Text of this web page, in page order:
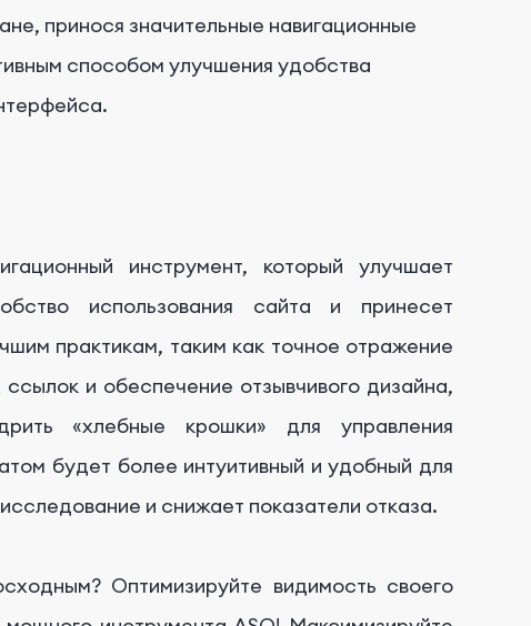
принося значительные навигационные
способом улучшения удобства
инструмент, который улучшает
использования сайта и принесет
практикам, таким как точное отражение
и обеспечение отзывчивого дизайна,
«хлебные крошки» для управления
будет более интуитивный и удобный для
и снижает показатели отказа.
Оптимизируйте видимость своего